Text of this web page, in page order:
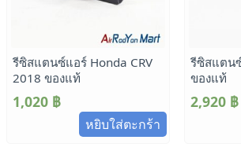
รีซิสแตนซ์แอร์ Honda CRV
2018 ของแท้
1,020 ฿
หยิบใส่ตะกร้า
รีซิสแตน
ของแท้
2,920 ฿